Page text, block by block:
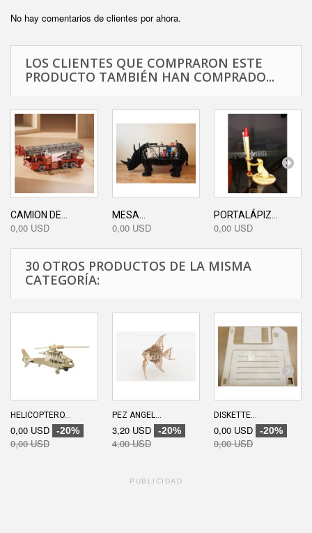
No hay comentarios de clientes por ahora.
LOS CLIENTES QUE COMPRARON ESTE
PRODUCTO TAMBIÉN HAN COMPRADO...
CAMION DE...
0,00 USD
MESA...
0,00 USD
PORTALÁPIZ...
0,00 USD
30 OTROS PRODUCTOS DE LA MISMA
CATEGORÍA:
HELICOPTERO...
0,00 USD -20%
0,00 USD
PEZ ANGEL...
3,20 USD -20%
4,00 USD
DISKETTE...
0,00 USD -20%
0,00 USD
PUBLICIDAD